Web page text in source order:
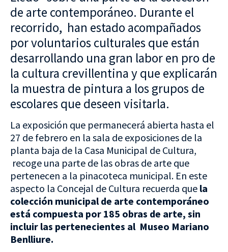
de arte contemporáneo. Durante el
recorrido, han estado acompañados
por voluntarios culturales que están
desarrollando una gran labor en pro de
la cultura crevillentina y que explicarán
la muestra de pintura a los grupos de
escolares que deseen visitarla.
La exposición que permanecerá abierta hasta el
27 de febrero en la sala de exposiciones de la
planta baja de la Casa Municipal de Cultura,
recoge una parte de las obras de arte que
pertenecen a la pinacoteca municipal. En este
aspecto la Concejal de Cultura recuerda que la
colección municipal de arte contemporáneo
está compuesta por 185 obras de arte, sin
incluir las pertenecientes al Museo Mariano
Benlliure.